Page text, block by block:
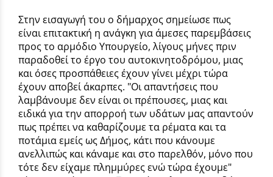
Στην εισαγωγή του ο δήμαρχος σημείωσε πως
είναι επιτακτική η ανάγκη για άμεσες παρεμβάσεις
προς το αρμόδιο Υπουργείο, λίγους μήνες πριν
παραδοθεί το έργο του αυτοκινητοδρόμου, μιας
και όσες προσπάθειες έχουν γίνει μέχρι τώρα
έχουν αποβεί άκαρπες. "Οι απαντήσεις που
λαμβάνουμε δεν είναι οι πρέπουσες, μιας και
ειδικά για την απορροή των υδάτων μας απαντούν
πως πρέπει να καθαρίζουμε τα ρέματα και τα
ποτάμια εμείς ως Δήμος, κάτι που κάνουμε
ανελλιπώς και κάναμε και στο παρελθόν, μόνο που
τότε δεν είχαμε πλημμύρες ενώ τώρα έχουμε"